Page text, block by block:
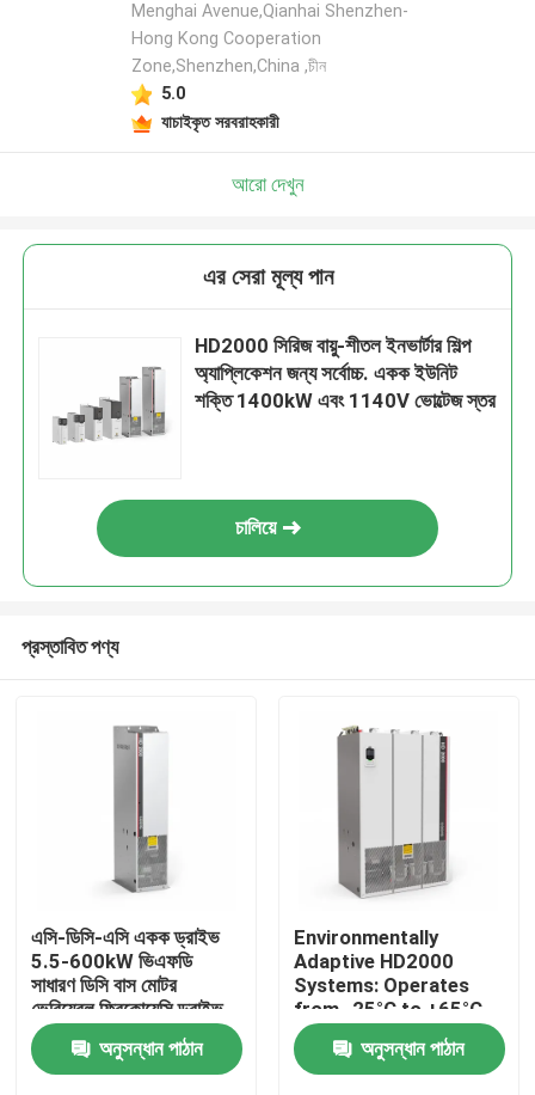
বাড়ি
Menghai Avenue,Qianhai Shenzhen-
Hong Kong Cooperation
Zone,Shenzhen,China ,চীন
5.0
যাচাইকৃত সরবরাহকারী
আরো দেখুন
এর সেরা মূল্য পান
HD2000 সিরিজ বায়ু-শীতল ইনভার্টার শিল্প
অ্যাপ্লিকেশন জন্য সর্বোচ্চ. একক ইউনিট
শক্তি 1400kW এবং 1140V ভোল্টেজ স্তর
চালিয়ে
প্রস্তাবিত পণ্য
এসি-ডিসি-এসি একক ড্রাইভ
5.5-600kW ভিএফডি
সাধারণ ডিসি বাস মোটর
ভেরিয়েবল ফ্রিকোয়েন্সি ড্রাইভ
লিফটের জন্য
অনুসন্ধান পাঠান
Environmentally
Adaptive HD2000
Systems: Operates
from -25°C to +65°C
and Humidity Up to
85%
অনুসন্ধান পাঠান